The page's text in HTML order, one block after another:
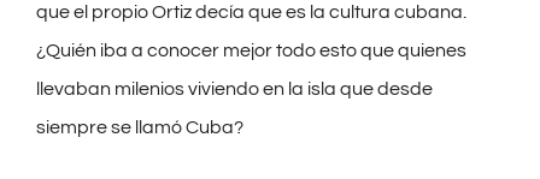
que el propio Ortiz decía que es la cultura cubana.
¿Quién iba a conocer mejor todo esto que quienes
llevaban milenios viviendo en la isla que desde
siempre se llamó Cuba?